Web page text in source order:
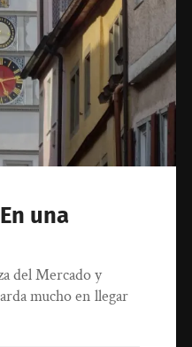
una
del Mercado y
mucho en llegar